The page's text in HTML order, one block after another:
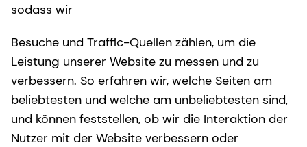
sodass wir
Besuche und Traffic-Quellen zählen, um die
Leistung unserer Website zu messen und zu
verbessern. So erfahren wir, welche Seiten am
beliebtesten und welche am unbeliebtesten sind,
und können feststellen, ob wir die Interaktion der
Nutzer mit der Website verbessern oder